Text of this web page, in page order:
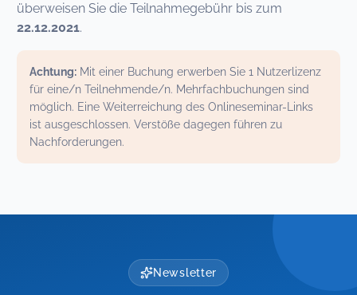
überweisen Sie die Teilnahmegebühr bis zum
22.12.2021.
Achtung: Mit einer Buchung erwerben Sie 1 Nutzerlizenz
für eine/n Teilnehmende/n. Mehrfachbuchungen sind
möglich. Eine Weiterreichung des Onlineseminar-Links
ist ausgeschlossen. Verstöße dagegen führen zu
Nachforderungen.
Newsletter